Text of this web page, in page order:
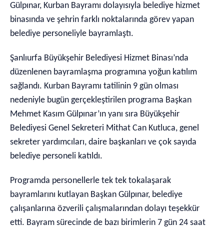
Gülpınar, Kurban Bayramı dolayısıyla belediye hizmet
binasında ve şehrin farklı noktalarında görev yapan
belediye personeliyle bayramlaştı.
Şanlıurfa Büyükşehir Belediyesi Hizmet Binası’nda
düzenlenen bayramlaşma programına yoğun katılım
sağlandı. Kurban Bayramı tatilinin 9 gün olması
nedeniyle bugün gerçekleştirilen programa Başkan
Mehmet Kasım Gülpınar’ın yanı sıra Büyükşehir
Belediyesi Genel Sekreteri Mithat Can Kutluca, genel
sekreter yardımcıları, daire başkanları ve çok sayıda
belediye personeli katıldı.
Programda personellerle tek tek tokalaşarak
bayramlarını kutlayan Başkan Gülpınar, belediye
çalışanlarına özverili çalışmalarından dolayı teşekkür
etti. Bayram sürecinde de bazı birimlerin 7 gün 24 saat